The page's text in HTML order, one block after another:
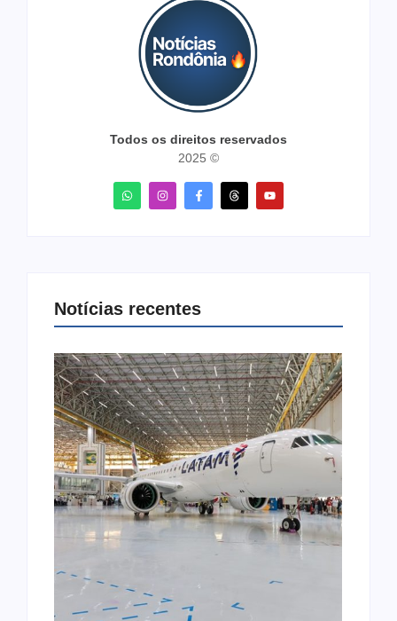
Todos os direitos reservados
2025 ©
Notícias recentes